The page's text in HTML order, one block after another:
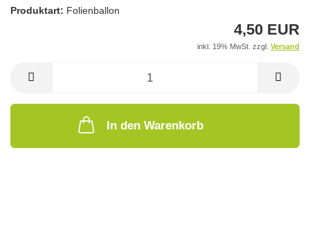
Produktart: Folienballon
4,50 EUR
inkl. 19% MwSt. zzgl. Versand
In den Warenkorb